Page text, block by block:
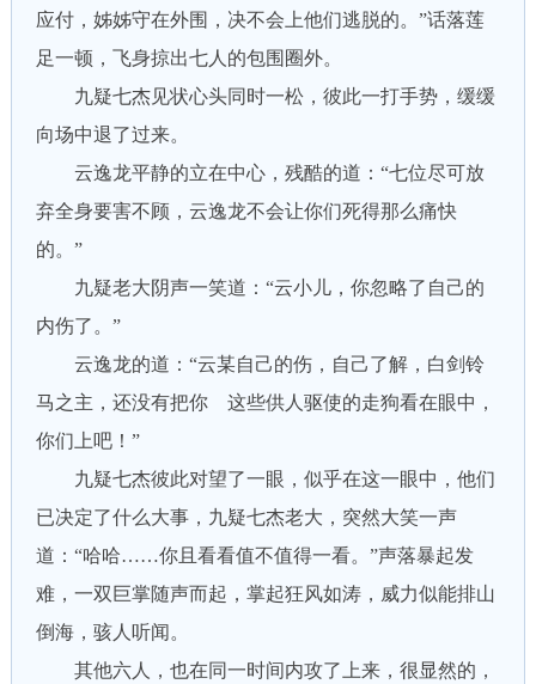
应付，姊姊守在外围，决不会上他们逃脱的。”话落莲
足一顿，飞身掠出七人的包围圈外。
九疑七杰见状心头同时一松，彼此一打手势，缓缓
向场中退了过来。
云逸龙平静的立在中心，残酷的道：“七位尽可放
弃全身要害不顾，云逸龙不会让你们死得那么痛快
的。”
九疑老大阴声一笑道：“云小儿，你忽略了自己的
内伤了。”
云逸龙的道：“云某自己的伤，自己了解，白剑铃
马之主，还没有把你 这些供人驱使的走狗看在眼中，
你们上吧！”
九疑七杰彼此对望了一眼，似乎在这一眼中，他们
已决定了什么大事，九疑七杰老大，突然大笑一声
道：“哈哈……你且看看值不值得一看。”声落暴起发
难，一双巨掌随声而起，掌起狂风如涛，威力似能排山
倒海，骇人听闻。
其他六人，也在同一时间内攻了上来，很显然的，